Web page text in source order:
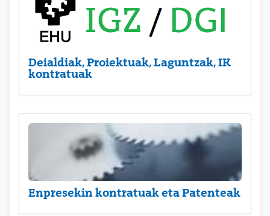
Deialdiak, Proiektuak, Laguntzak, IK
kontratuak
Enpresekin kontratuak eta Patenteak